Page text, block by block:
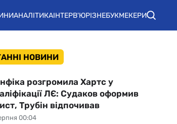
АНАЛІТИКАІНТЕРВ'ЮРІЗНЕБУКМЕКЕРИ
НОВИНИ
00:04
розгромила Хартс у
ЛЄ: Судаков оформив
Трубін відпочивав